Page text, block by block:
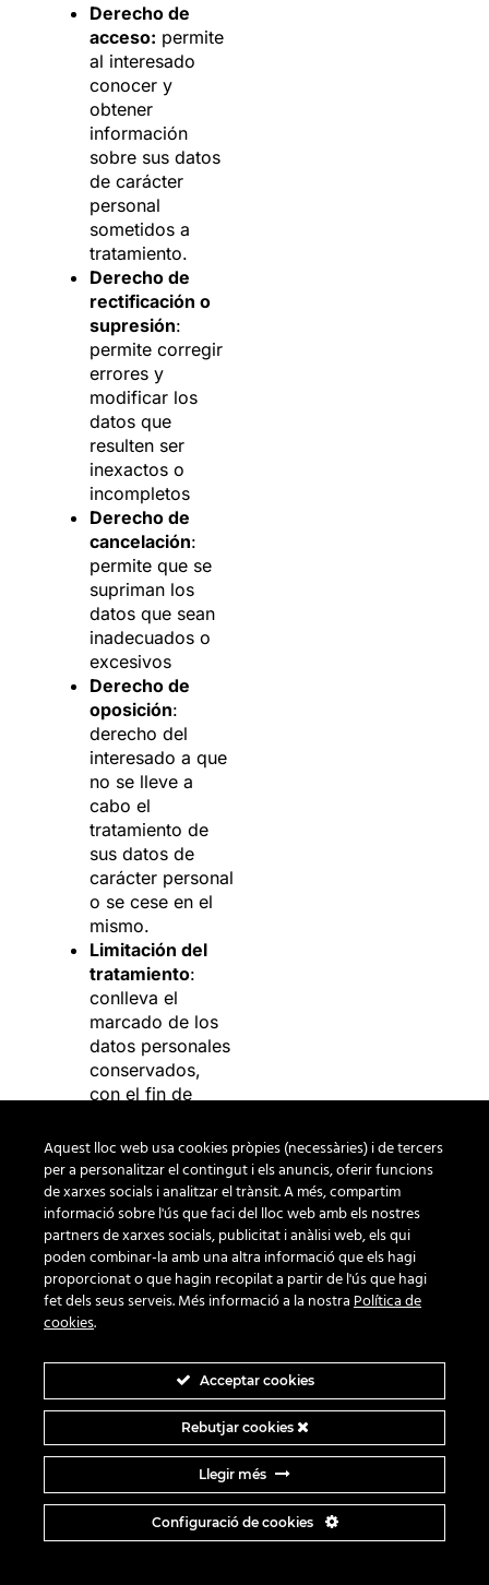
Derecho de
acceso: permite
al interesado
conocer y
obtener
información
sobre sus datos
de carácter
personal
sometidos a
tratamiento.
Derecho de
rectificación o
supresión:
permite corregir
errores y
modificar los
datos que
resulten ser
inexactos o
incompletos
Derecho de
cancelación:
permite que se
supriman los
datos que sean
inadecuados o
excesivos
Derecho de
oposición:
derecho del
interesado a que
no se lleve a
cabo el
tratamiento de
sus datos de
carácter personal
o se cese en el
mismo.
Limitación del
tratamiento:
conlleva el
marcado de los
datos personales
conservados,
con el fin de
tratamiento, para
el ejercicio o la
defensa de
reclamaciones.
Portabilidad de
los datos :
facilitación de
los datos objeto
de tratamiento al
interesado, para
que éste pueda
transmitir a otro
responsable, sin
impedimentos.
Derecho a no
ser objeto de
decisiones
Aquest lloc web usa cookies pròpies (necessàries) i de tercers
per a personalitzar el contingut i els anuncis, oferir funcions
de xarxes socials i analitzar el trànsit. A més, compartim
informació sobre l'ús que faci del lloc web amb els nostres
partners de xarxes socials, publicitat i anàlisi web, els qui
poden combinar-la amb una altra informació que els hagi
proporcionat o que hagin recopilat a partir de l'ús que hagi
fet dels seus serveis. Més informació a la nostraPolítica de
cookies.
Acceptar cookies
Rebutjar cookies
Llegir més
Configuració de cookies